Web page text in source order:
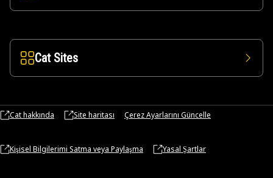
Cat Sites
Cat hakkında Site haritası Çerez Ayarlarını Güncelle
Kişisel Bilgilerimi Satma veya Paylaşma Yasal Şartlar